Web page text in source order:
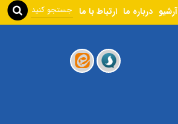
آرشیو درباره ما ارتباط با ما